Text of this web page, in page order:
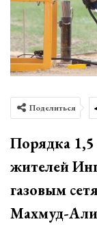
Поделиться
Порядка 1,5
жителей
газовым
Махмуд-